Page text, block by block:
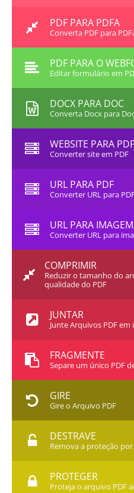
PDF PARA PDFA
Converta PDF para
PDF PARA O
Editar formulário em
DOCX PARA DOC
Converta Docx para
WEBSITE PARA PDF
Converter site em PDF
URL PARA PDF
Converter URL para
URL PARA IMAGEM
Converter URL para
COMPRIMIR
Reduzir o tamanho do
qualidade do PDF
JUNTAR
Junte Arquivos PDF
FRAGMENTE
Separe um único PDF
GIRE
Gire o Arquivo PDF
DESTRAVE
Remova a proteção
PROTEGER
Proteja o arquivo PDF